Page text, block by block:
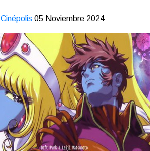
Cinépolis 05 Noviembre 2024